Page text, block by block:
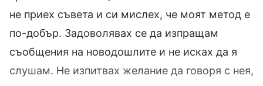
не приех съвета и си мислех, че моят метод е
по-добър. Задоволявах се да изпращам
съобщения на новодошлите и не исках да я
слушам. Не изпитвах желание да говоря с нея,